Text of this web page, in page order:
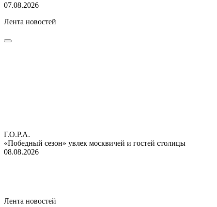
07.08.2026
Лента новостей
Г.О.Р.А.
«Победный сезон» увлек москвичей и гостей столицы
08.08.2026
Лента новостей